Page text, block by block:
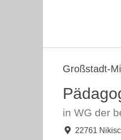
Großstadt-
in WG der
22761